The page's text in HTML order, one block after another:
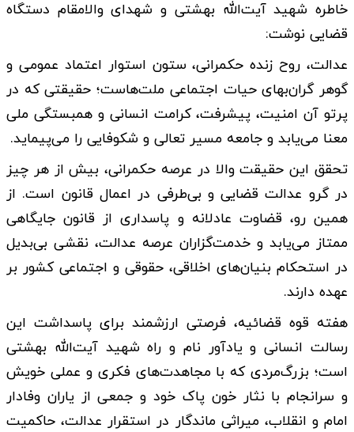
خاطره شهید آیت‌الله بهشتی و شهدای والامقام دستگاه
قضایی نوشت:
عدالت، روح زنده حکمرانی، ستون استوار اعتماد عمومی و
گوهر گران‌بهای حیات اجتماعی ملت‌هاست؛ حقیقتی که در
پرتو آن امنیت، پیشرفت، کرامت انسانی و همبستگی ملی
معنا می‌یابد و جامعه مسیر تعالی و شکوفایی را می‌پیماید.
تحقق این حقیقت والا در عرصه حکمرانی، بیش از هر چیز
در گرو عدالت قضایی و بی‌طرفی در اعمال قانون است. از
همین رو، قضاوت عادلانه و پاسداری از قانون جایگاهی
ممتاز می‌یابد و خدمت‌گزاران عرصه عدالت، نقشی بی‌بدیل
در استحکام بنیان‌های اخلاقی، حقوقی و اجتماعی کشور بر
عهده دارند.
هفته قوه قضائیه، فرصتی ارزشمند برای پاسداشت این
رسالت انسانی و یادآور نام و راه شهید آیت‌الله بهشتی
است؛ بزرگ‌مردی که با مجاهدت‌های فکری و عملی خویش
و سرانجام با نثار خون پاک خود و جمعی از یاران وفادار
امام و انقلاب، میراثی ماندگار در استقرار عدالت، حاکمیت